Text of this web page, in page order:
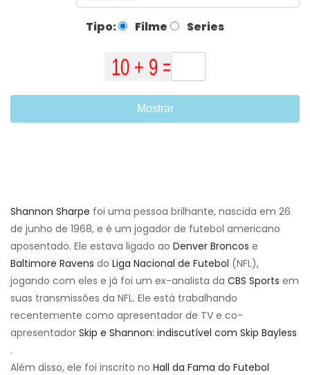
Tipo: Filme Series
Mostrar
Shannon Sharpe foi uma pessoa brilhante, nascida em 26
de junho de 1968, e é um jogador de futebol americano
aposentado. Ele estava ligado ao Denver Broncos e
Baltimore Ravens do Liga Nacional de Futebol (NFL),
jogando com eles e já foi um ex-analista da CBS Sports em
suas transmissões da NFL. Ele está trabalhando
recentemente como apresentador de TV e co-
apresentador Skip e Shannon: indiscutível com Skip Bayless
.
Além disso, ele foi inscrito no Hall da Fama do Futebol